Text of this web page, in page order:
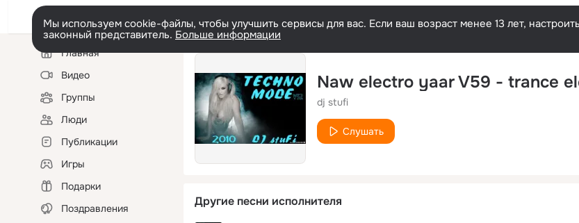
Мы используем cookie-файлы, чтобы улучшить сервисы для вас. Если ваш возраст менее 13 лет,
законный представитель. Больше информации
Левая
колонкаГлавная
Видео
Группы
Люди
Публикации
Игры
Подарки
Поздравления
dj stufi
Слушать
Другие песни исполнителя